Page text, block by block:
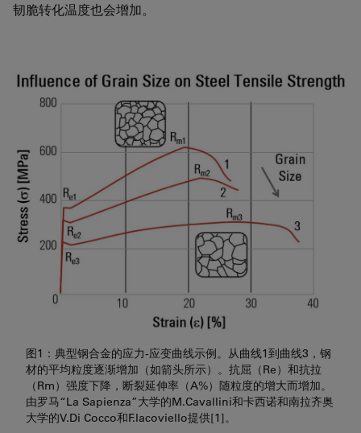
韧脆转化温度也会增加。
图1：典型钢合金的应力-应变曲线示例。从曲线1到曲线3，钢
材的平均粒度逐渐增加（如箭头所示）。抗屈（Re）和抗拉
（Rm）强度下降，断裂延伸率（A%）随粒度的增大而增加。
由罗马“La Sapienza”大学的M.Cavallini和卡西诺和南拉齐奥
大学的V.Di Cocco和F.Iacoviello提供[1]。